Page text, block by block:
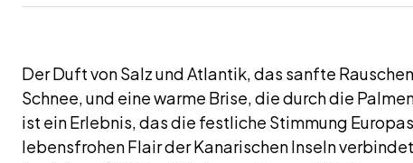
Der Duft von Salz und Atlantik, das sanfte
Schnee, und eine warme Brise, die durch die
ist ein Erlebnis, das die festliche Stimmung
lebensfrohen Flair der Kanarischen Inseln